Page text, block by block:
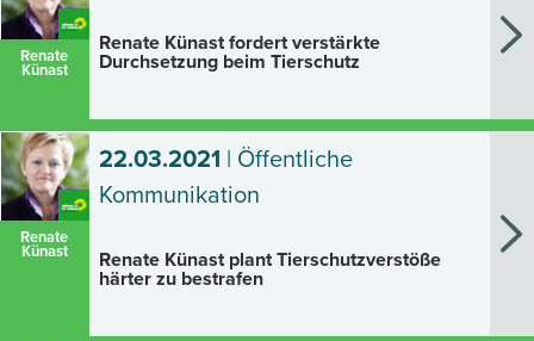
Renate
Künast
Renate Künast fordert verstärkte
Durchsetzung beim Tierschutz
Renate
Künast
22.03.2021 | Öffentliche
Kommunikation
Renate Künast plant Tierschutzverstöße
härter zu bestrafen